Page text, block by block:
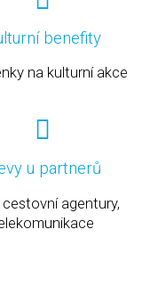
benefity
na kulturní akce
u partnerů
agentury,